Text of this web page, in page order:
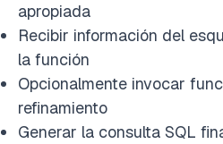
apropiada
Recibir información del
la función
Opcionalmente invocar
refinamiento
Generar la consulta SQL